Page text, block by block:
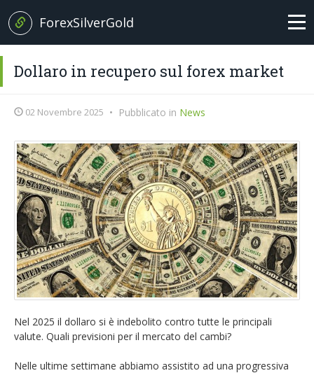
ForexSilverGold
EUR/USD
Petrolio
Oro
Argento
EUR/GBP
Brexit News
Broker
Forex Trading
Glossario
English version
Dollaro in recupero sul forex market
02 Novembre 2025 • Pubblicato in News
Nel 2025 il dollaro si è indebolito contro tutte le principali
valute. Quali previsioni per il mercato del cambi?
Nelle ultime settimane abbiamo assistito ad una progressiva